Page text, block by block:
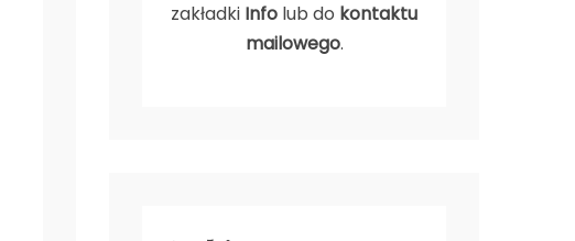
zakładki Info lub do kontaktu
mailowego.